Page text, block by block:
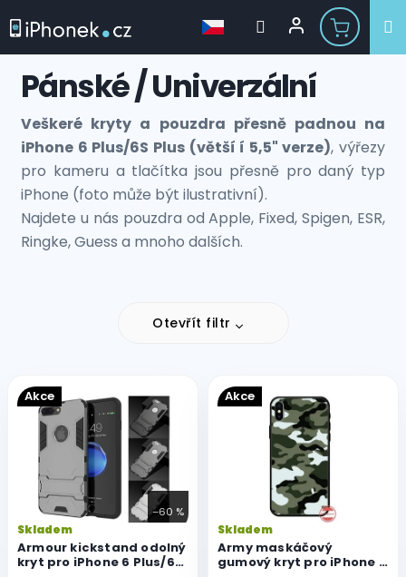
obsahPánské / Univerzální
Veškeré kryty a pouzdra přesně padnou na
iPhone 6 Plus/6S Plus (větší í 5,5" verze), výřezy
pro kameru a tlačítka jsou přesně pro daný typ
iPhone (foto může být ilustrativní).
Najdete u nás pouzdra od Apple, Fixed, Spigen, ESR,
Ringke, Guess a mnoho dalších.
Otevřít filtr
V
ý
p
s
p
r
o
d
u
Akce
–60 %
Armour kickstand odolný
kryt pro iPhone 6 Plus/6S
Skladem
Akce
Army maskáčový
gumový kryt pro iPhone 6
Skladem